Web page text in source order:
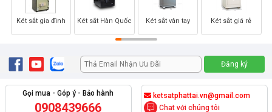
Két sắt gia đình Két sắt Hàn Quốc Két sắt vân tay Két sắt giá rẻ
Gọi mua - Góp ý - Bảo hành
0908439666
ketsatphattai.vn@gmail.com
Chat với chúng tôi